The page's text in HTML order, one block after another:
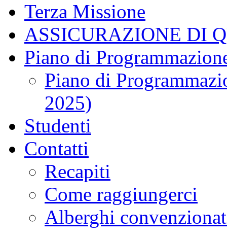
Terza Missione
ASSICURAZIONE DI
Piano di
Piano di
2025)
Studenti
Contatti
Recapiti
Come raggiungerci
Alberghi